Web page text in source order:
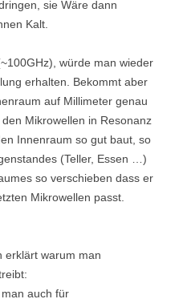
sie Wäre dann
Kalt.
würde man wieder
erhalten. Bekommt aber
auf Millimeter genau
Mikrowellen in Resonanz
Innenraum so gut baut, so
(Teller, Essen …)
so verschieben dass er
Mikrowellen passt.
erklärt warum man
auch für